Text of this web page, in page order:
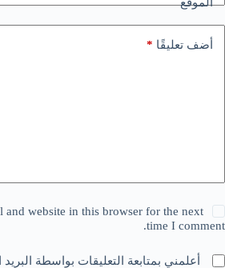
أضف تعليقًا *
and website in this browser for the next
time I comment.
أعلمني بمتابعة التعليقات بواسطة البريد